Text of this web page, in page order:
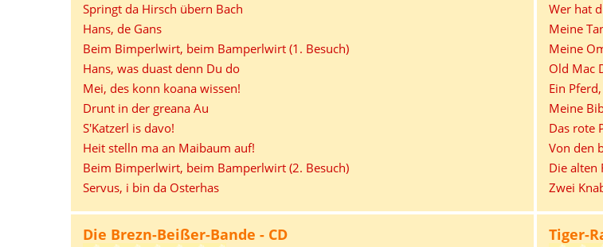
Springt da Hirsch übern Bach
Hans, de Gans
Beim Bimperlwirt, beim Bamperlwirt (1. Besuch)
Hans, was duast denn Du do
Mei, des konn koana wissen!
Drunt in der greana Au
S'Katzerl is davo!
Heit stelln ma an Maibaum auf!
Beim Bimperlwirt, beim Bamperlwirt (2. Besuch)
Servus, i bin da Osterhas
Wer hat
Meine
Meine
Old Mac
Ein
Meine
Das rote
Von den
Die alten
Zwei
Die Brezn-Beißer-Bande - CD Tiger-